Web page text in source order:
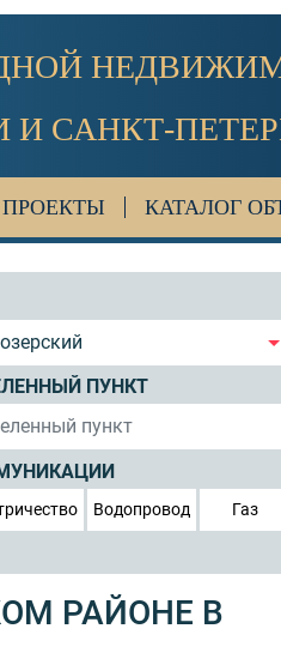
САНКТ-
ПРОЕКТЫ КАТАЛОГ
ПУНКТ
Водопровод Газ
РАЙОНЕ В